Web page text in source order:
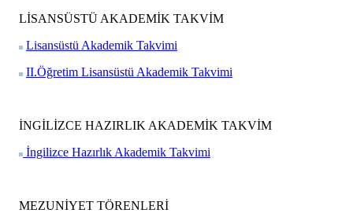
LİSANSÜSTÜ AKADEMİK TAKVİM
Lisansüstü Akademik Takvimi
II.Öğretim Lisansüstü Akademik Takvimi
İNGİLİZCE HAZIRLIK AKADEMİK TAKVİM
İngilizce Hazırlık Akademik Takvimi
MEZUNİYET TÖRENLERİ